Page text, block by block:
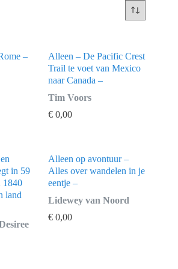
–
Alleen – De Pacific Crest
Trail te voet van Mexico
naar Canada –
Tim Voors
€ 0,00
in 59
1840
land
Alleen op avontuur –
Alles over wandelen in je
eentje –
Lidewey van Noord
€ 0,00